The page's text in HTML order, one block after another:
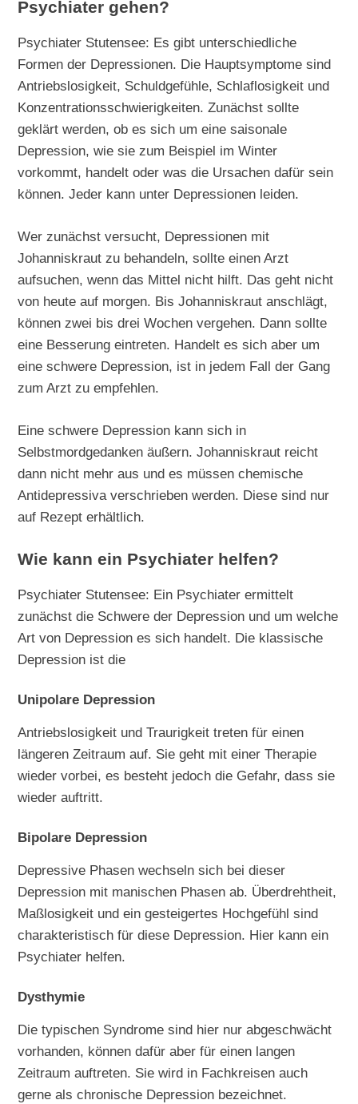
Psychiater gehen?
Psychiater Stutensee: Es gibt unterschiedliche
Formen der Depressionen. Die Hauptsymptome sind
Antriebslosigkeit, Schuldgefühle, Schlaflosigkeit und
Konzentrationsschwierigkeiten. Zunächst sollte
geklärt werden, ob es sich um eine saisonale
Depression, wie sie zum Beispiel im Winter
vorkommt, handelt oder was die Ursachen dafür sein
können. Jeder kann unter Depressionen leiden.
Wer zunächst versucht, Depressionen mit
Johanniskraut zu behandeln, sollte einen Arzt
aufsuchen, wenn das Mittel nicht hilft. Das geht nicht
von heute auf morgen. Bis Johanniskraut anschlägt,
können zwei bis drei Wochen vergehen. Dann sollte
eine Besserung eintreten. Handelt es sich aber um
eine schwere Depression, ist in jedem Fall der Gang
zum Arzt zu empfehlen.
Eine schwere Depression kann sich in
Selbstmordgedanken äußern. Johanniskraut reicht
dann nicht mehr aus und es müssen chemische
Antidepressiva verschrieben werden. Diese sind nur
auf Rezept erhältlich.
Wie kann ein Psychiater helfen?
Psychiater Stutensee: Ein Psychiater ermittelt
zunächst die Schwere der Depression und um welche
Art von Depression es sich handelt. Die klassische
Depression ist die
Unipolare Depression
Antriebslosigkeit und Traurigkeit treten für einen
längeren Zeitraum auf. Sie geht mit einer Therapie
wieder vorbei, es besteht jedoch die Gefahr, dass sie
wieder auftritt.
Bipolare Depression
Depressive Phasen wechseln sich bei dieser
Depression mit manischen Phasen ab. Überdrehtheit,
Maßlosigkeit und ein gesteigertes Hochgefühl sind
charakteristisch für diese Depression. Hier kann ein
Psychiater helfen.
Dysthymie
Die typischen Syndrome sind hier nur abgeschwächt
vorhanden, können dafür aber für einen langen
Zeitraum auftreten. Sie wird in Fachkreisen auch
gerne als chronische Depression bezeichnet.